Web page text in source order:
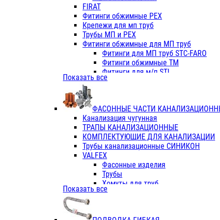
Фитинги ПП белые
Фитинги ПП белые
Фитинги ППс металл.белые
VALFEX
Трубы PE-RT
Трубы ПП водопровод белые
Трубы ПП водопровод серые
Трубы армированные
Трубы армированные
Фитинги с металл. серые
Фитинги ПП (серые)
Фитинги ПП белые
Краны
Фитинги ПП (белые)
Фитинги ПП с металлом белые
ПК КОНТУР
Краны полипропиленовые
Трубы полипропиленивые
FIRAT
Фитинги обжимные PEX
Крепежи для мп труб
Трубы МП и PEX
Фитинги обжимные для МП труб
Фитинги для МП труб STC-FARO
Фитинги обжимные ТМ
Фитинги для м/п STI
Фитинги для МП труб TITAN
TK
VALFEX
Показать все
ФАСОННЫЕ ЧАСТИ
Канализация чугунная
ТРАПЫ КАНАЛИЗАЦИОННЫЕ
КОМПЛЕКТУЮЩИЕ ДЛЯ КАНАЛИЗАЦИИ
Трубы канализационные СИНИКОН
VALFEX
Фасонные изделия
Трубы
Хомуты для труб
ПВХ (стройполимер)
Показать все